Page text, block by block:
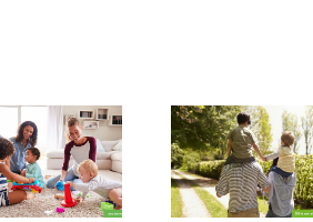
‘bonus-
grootouder’
voor lieve
kinderen in
Santpoort-
Maak jij
aandacht
grote